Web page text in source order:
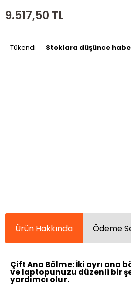
9.517,50 TL
Tükendi Stoklara düşünce
Ürün Hakkında Ödeme
Çift Ana Bölme:İki ayrı ana
ve laptopunuzu düzenli bir
yardımcı olur.